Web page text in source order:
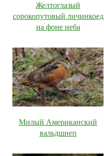
Желтоглазый
сорокопутовый личинкоед
на фоне неба
Милый Американский
вальдшнеп